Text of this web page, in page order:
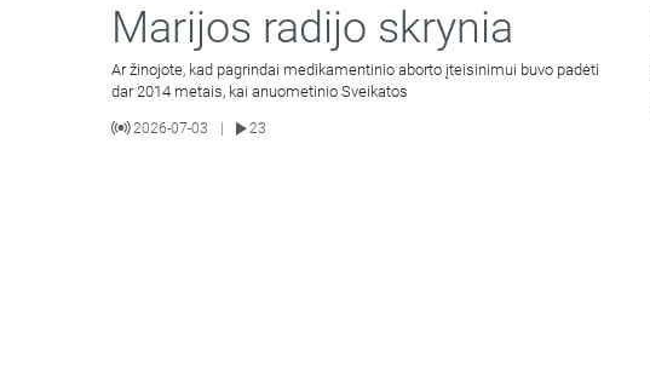
Marijos radijo skrynia
Ar žinojote, kad pagrindai medikamentinio aborto įteisinimui buvo padėti
dar 2014 metais, kai anuometinio Sveikatos
2026-07-03 23